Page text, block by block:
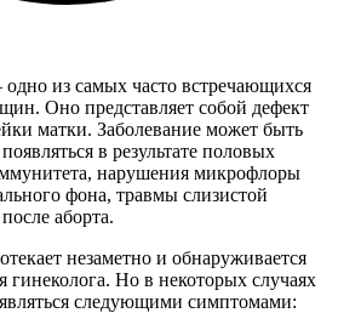
из самых часто встречающихся
Оно представляет собой дефект
матки. Заболевание может быть
в результате половых
нарушения микрофлоры
фона, травмы слизистой
аборта.
незаметно и обнаруживается
гинеколога. Но в некоторых случаях
следующими симптомами: